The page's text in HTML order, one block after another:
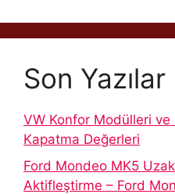
Son Yazılar
VW Konfor Modülleri
Kapatma Değerleri
Ford Mondeo MK5
Aktifleştirme – Ford